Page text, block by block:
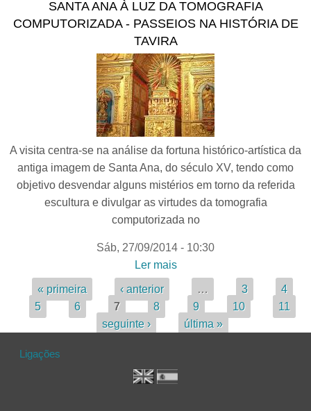
Passeios na História de
Tavira
SANTA ANA À LUZ DA TOMOGRAFIA
COMPUTORIZADA - PASSEIOS NA HISTÓRIA DE
TAVIRA
A visita centra-se na análise da fortuna histórico-artística da
antiga imagem de Santa Ana, do século XV, tendo como
objetivo desvendar alguns mistérios em torno da referida
escultura e divulgar as virtudes da tomografia
computorizada no
Sáb, 27/09/2014 - 10:30
Ler mais
LUZ DA TOMOGRAFIA
COMPUTORIZADA -
Passeios na História de
Tavira
Páginas« primeira ‹ anterior … 3
4
5
6 7 8 9 10
11
seguinte ›
última »
Ligações